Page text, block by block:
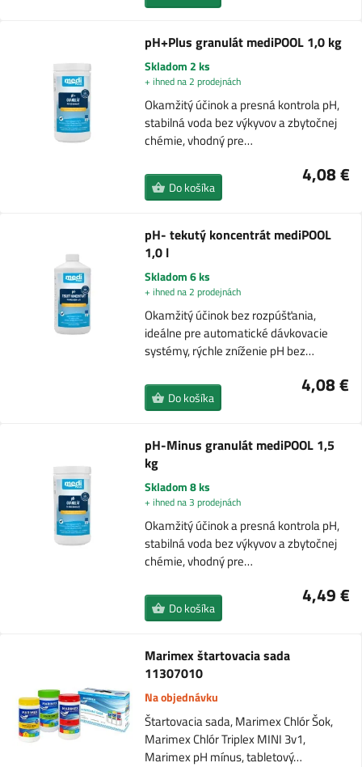
pH+Plus granulát mediPOOL 1,0 kg
Skladom 2 ks
+ ihned na 2 prodejnách
Okamžitý účinok a presná kontrola pH,
stabilná voda bez výkyvov a zbytočnej
chémie, vhodný pre…
4,08 €
Do košíka
pH- tekutý koncentrát mediPOOL
1,0 l
Skladom 6 ks
+ ihned na 2 prodejnách
Okamžitý účinok bez rozpúšťania,
ideálne pre automatické dávkovacie
systémy, rýchle zníženie pH bez…
4,08 €
Do košíka
pH-Minus granulát mediPOOL 1,5
kg
Skladom 8 ks
+ ihned na 3 prodejnách
Okamžitý účinok a presná kontrola pH,
stabilná voda bez výkyvov a zbytočnej
chémie, vhodný pre…
4,49 €
Do košíka
Marimex štartovacia sada
11307010
Na objednávku
Štartovacia sada, Marimex Chlór Šok,
Marimex Chlór Triplex MINI 3v1,
Marimex pH mínus, tabletový…